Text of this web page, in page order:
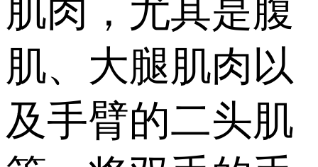
肌肉，尤其是腹
肌、大腿肌肉以
及手臂的二头肌